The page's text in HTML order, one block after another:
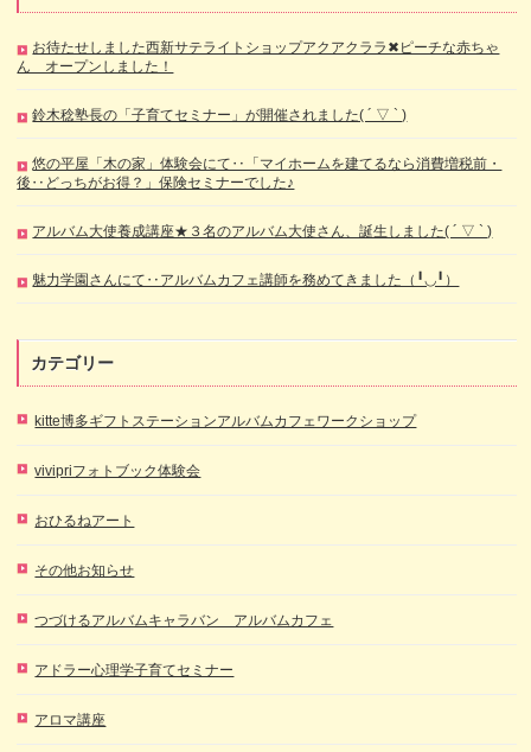
お待たせしました西新サテライトショップアクアクララ✖ピーチな赤ちゃ
ん オープンしました！
鈴木稔塾長の「子育てセミナー」が開催されました( ´ ▽ ` )
悠の平屋「木の家」体験会にて‥「マイホームを建てるなら消費増税前・
後‥どっちがお得？」保険セミナーでした♪
アルバム大使養成講座★３名のアルバム大使さん、誕生しました( ´ ▽ ` )
魅力学園さんにて‥アルバムカフェ講師を務めてきました（╹◡╹）
カテゴリー
kitte博多ギフトステーションアルバムカフェワークショップ
vivipriフォトブック体験会
おひるねアート
その他お知らせ
つづけるアルバムキャラバン アルバムカフェ
アドラー心理学子育てセミナー
アロマ講座